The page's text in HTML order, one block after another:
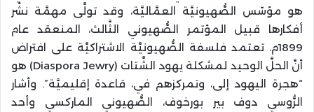
هو مؤسّس الصُّهيونيَّة العمَّاليَّة، وقد تولَّى مهمَّة نشْر
أفكارها قبيل المؤتمر الصُّهيوني الثَّالث، المنعقد عام
1899م. تعتمد فلسفة الصُّهيونيَّة الاشتراكيَّة على افتراض
أنَّ الحلَّ الوحيد لمشكلة يهود الشَّتات (Diaspora Jewry) هو
“هجرة اليهود إلى، وتمركزهم في، قاعدة إقليميَّة”. وأشار
الرُّوسي دوف بير بورخوف، الصُّهيوني الماركسي وأحد